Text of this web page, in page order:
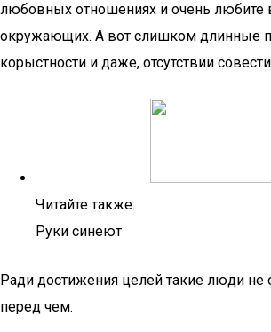
любовных отношениях и очень любите
окружающих. А вот слишком длинные
корыстности и даже, отсутствии совести
Читайте также:
Руки синеют
Ради достижения целей такие люди не
перед чем.